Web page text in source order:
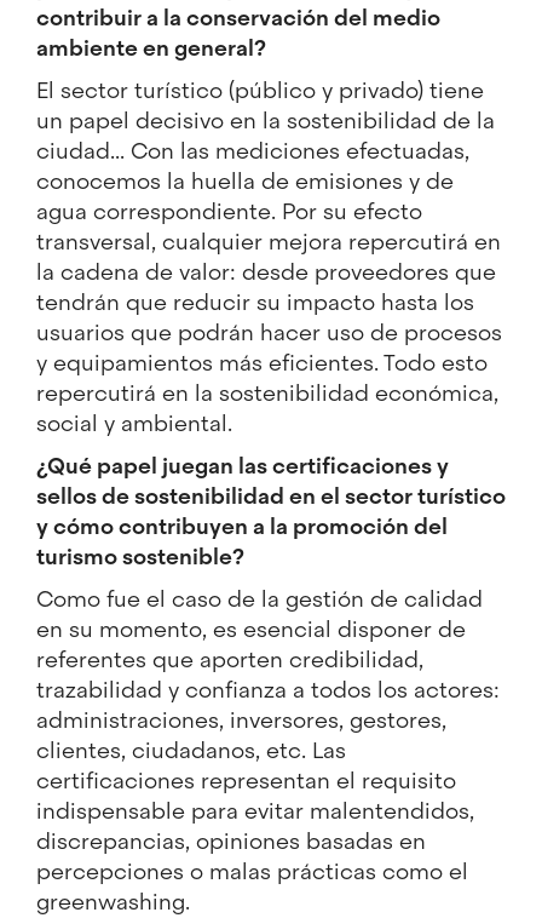
contribuir a la conservación del medio
ambiente en general?
El sector turístico (público y privado) tiene
un papel decisivo en la sostenibilidad de la
ciudad... Con las mediciones efectuadas,
conocemos la huella de emisiones y de
agua correspondiente. Por su efecto
transversal, cualquier mejora repercutirá en
la cadena de valor: desde proveedores que
tendrán que reducir su impacto hasta los
usuarios que podrán hacer uso de procesos
y equipamientos más eficientes. Todo esto
repercutirá en la sostenibilidad económica,
social y ambiental.
¿Qué papel juegan las certificaciones y
sellos de sostenibilidad en el sector turístico
y cómo contribuyen a la promoción del
turismo sostenible?
Como fue el caso de la gestión de calidad
en su momento, es esencial disponer de
referentes que aporten credibilidad,
trazabilidad y confianza a todos los actores:
administraciones, inversores, gestores,
clientes, ciudadanos, etc. Las
certificaciones representan el requisito
indispensable para evitar malentendidos,
discrepancias, opiniones basadas en
percepciones o malas prácticas como el
greenwashing.